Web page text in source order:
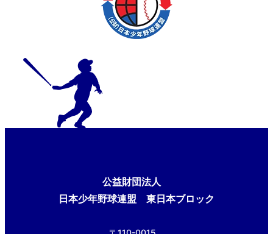
公益財団法人
日本少年野球連盟 東日本ブロック